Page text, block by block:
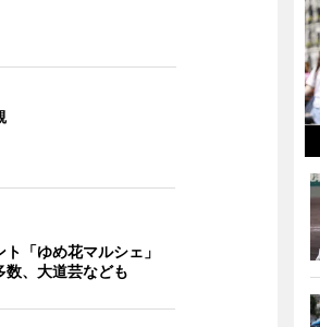
「ゆめ花マルシェ」
数、大道芸なども